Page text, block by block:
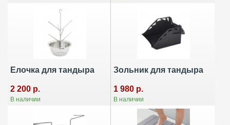
Елочка для тандыра
2 200 р.
В наличии
Зольник для тандыра
1 980 р.
В наличии